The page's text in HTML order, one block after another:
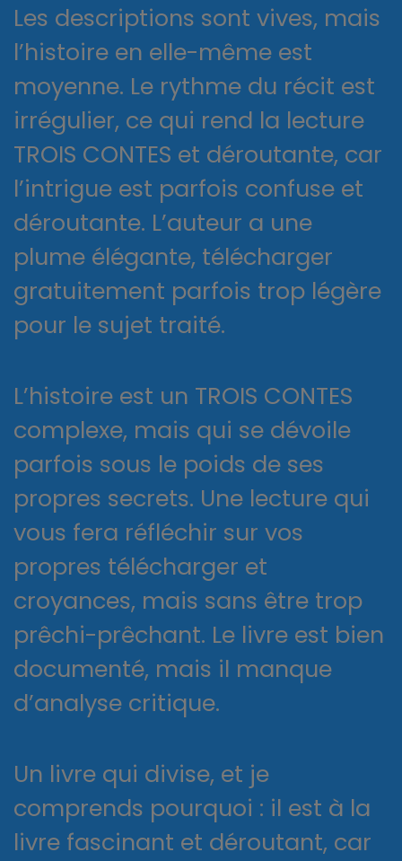
Les descriptions sont vives, mais
l’histoire en elle-même est
moyenne. Le rythme du récit est
irrégulier, ce qui rend la lecture
TROIS CONTES et déroutante, car
l’intrigue est parfois confuse et
déroutante. L’auteur a une
plume élégante, télécharger
gratuitement parfois trop légère
pour le sujet traité.
L’histoire est un TROIS CONTES
complexe, mais qui se dévoile
parfois sous le poids de ses
propres secrets. Une lecture qui
vous fera réfléchir sur vos
propres télécharger et
croyances, mais sans être trop
prêchi-prêchant. Le livre est bien
documenté, mais il manque
d’analyse critique.
Un livre qui divise, et je
comprends pourquoi : il est à la
livre fascinant et déroutant, car